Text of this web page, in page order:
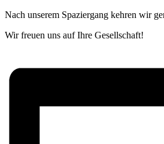
Nach unserem Spaziergang kehren wir
Wir freuen uns auf Ihre Gesellschaft!